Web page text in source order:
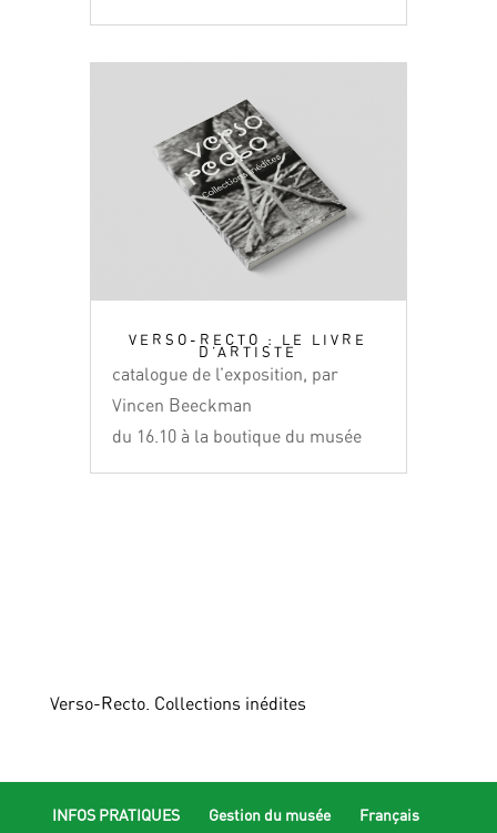
VERSO-RECTO : LE LIVRE
D’ARTISTE
catalogue de l’exposition, par
Vincen Beeckman
du 16.10 à la boutique du musée
Verso-Recto. Collections inédites
INFOS PRATIQUES Gestion du musée Français